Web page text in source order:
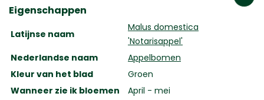
Eigenschappen
Latijnse naam
Malus domestica
'Notarisappel'
Nederlandse naam
Appelbomen
Kleur van het blad
Groen
Wanneer zie ik bloemen
April - mei